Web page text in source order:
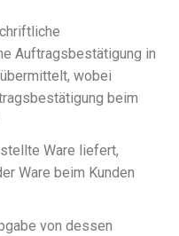
Auftragsbestätigung in
wobei
beim
Ware liefert,
Ware beim Kunden
von dessen